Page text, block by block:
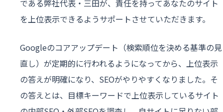
である弊社代表・三田が、責任を持ってあなたのサイト
を上位表示できるようサポートさせていただきます。
Googleのコアアップデート（検索順位を決める基準の見
直し）が定期的に行われるようになってから、上位表示
の答えが明確になり、SEOがやりやすくなりました。そ
の答えとは、目標キーワードで上位表示しているサイト